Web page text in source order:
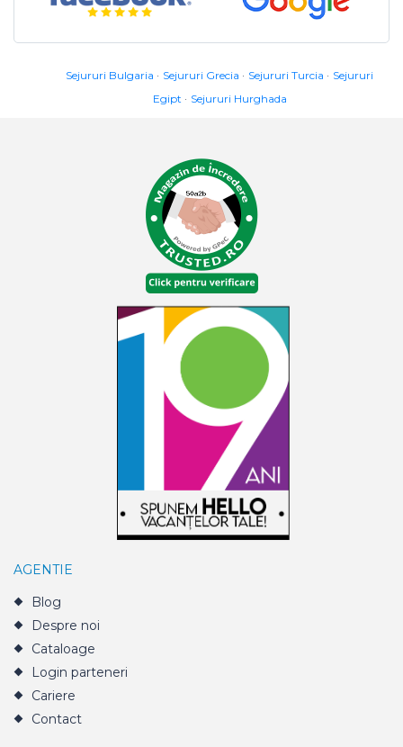
Sejururi Bulgaria Sejururi Grecia Sejururi Turcia
Sejururi
Egipt
Sejururi Hurghada
AGENTIE
Blog
Despre noi
Cataloage
Login parteneri
Cariere
Contact